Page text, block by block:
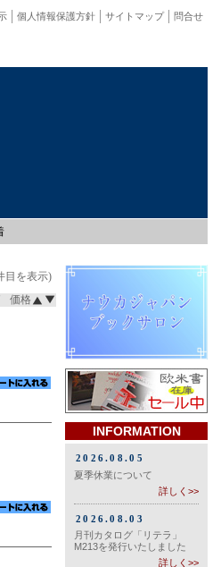
問合せ
サイトマップ
個人情報保護方針
目を表示)
価格
INFORMATION